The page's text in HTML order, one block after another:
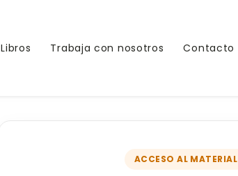
Libros Trabaja con nosotros Contacto
ACCESO AL MATERIAL